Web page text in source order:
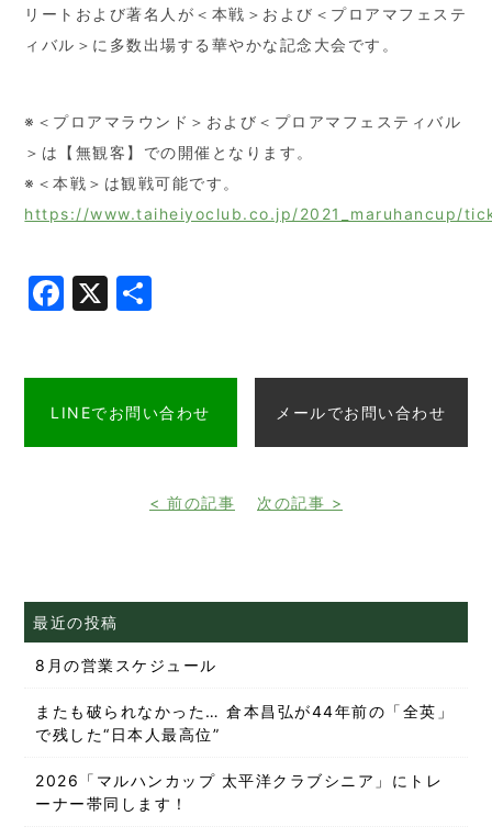
リートおよび著名人が＜本戦＞および＜プロアマフェステ
ィバル＞に多数出場する華やかな記念大会です。
※＜プロアマラウンド＞および＜プロアマフェスティバル
＞は【無観客】での開催となります。
※＜本戦＞は観戦可能です。
https://www.taiheiyoclub.co.jp/2021_maruhancup/
Facebook
X
LINEでお問い合わせ メールでお問い合わせ
< 前の記事 次の記事 >
最近の投稿
8月の営業スケジュール
またも破られなかった… 倉本昌弘が44年前の「全英」
で残した“日本人最高位”
2026「マルハンカップ 太平洋クラブシニア」にトレ
ーナー帯同します！